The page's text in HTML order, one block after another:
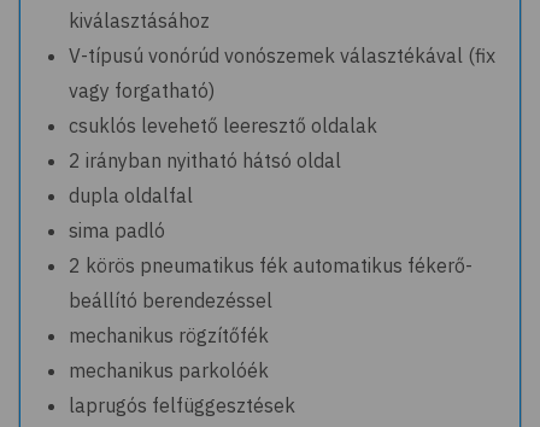
kiválasztásához
V-típusú vonórúd vonószemek választékával (fix
vagy forgatható)
csuklós levehető leeresztő oldalak
2 irányban nyitható hátsó oldal
dupla oldalfal
sima padló
2 körös pneumatikus fék automatikus fékerő-
beállító berendezéssel
mechanikus rögzítőfék
mechanikus parkolóék
laprugós felfüggesztések